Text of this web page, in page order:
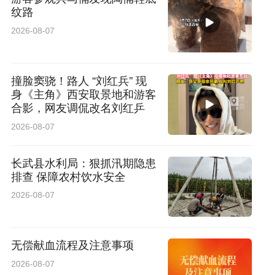
简了现场作业人员配置，实现了安全、质量、效
率三重提升。智能化设备的落地应用，标志着延
榆高铁十一标段在桥梁施工技术工艺上取得全新
突破，为山地沟壑地带大跨度桥梁施工积累了宝
贵经验。
坚守匠心攻坚，筑牢黄土高原工程根基
夜幕降临，黄土高原深山依旧灯火通明、机器轰
鸣。晚上十点的十一标段施工现场，依旧是一派
昼夜不息、大干快上的繁忙景象。现场施工人员
井然有序，全程呈现精细化、标准化施工态势。
纹路
2026-08-07
撞脸窦骁！路人 “刘红兵” 现
身《主角》西安取景地和游客
合影，网友调侃改名刘红乒
2026-08-07
长武县水利局：狠抓汛期隐患
排查 保障农村饮水安全
2026-08-07
无偿献血流程及注意事项
2026-08-07